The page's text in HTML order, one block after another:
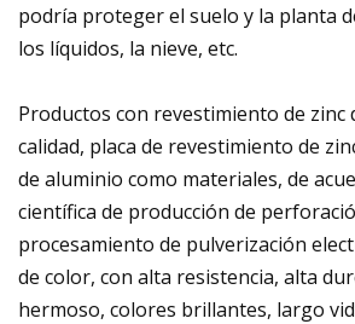
podría proteger el suelo y la planta
los líquidos, la nieve, etc.
Productos con revestimiento de zinc
calidad, placa de revestimiento de
de aluminio como materiales, de
científica de producción de
procesamiento de pulverización
de color, con alta resistencia, alta
hermoso, colores brillantes, largo